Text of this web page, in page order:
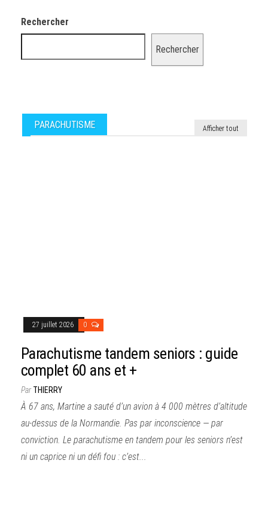
Rechercher
Rechercher
PARACHUTISME Afficher tout
27 juillet 2026 0
Parachutisme tandem seniors : guide
complet 60 ans et +
ParTHIERRY
À 67 ans, Martine a sauté d’un avion à 4 000 mètres d’altitude
au-dessus de la Normandie. Pas par inconscience — par
conviction. Le parachutisme en tandem pour les seniors n’est
ni un caprice ni un défi fou : c’est...